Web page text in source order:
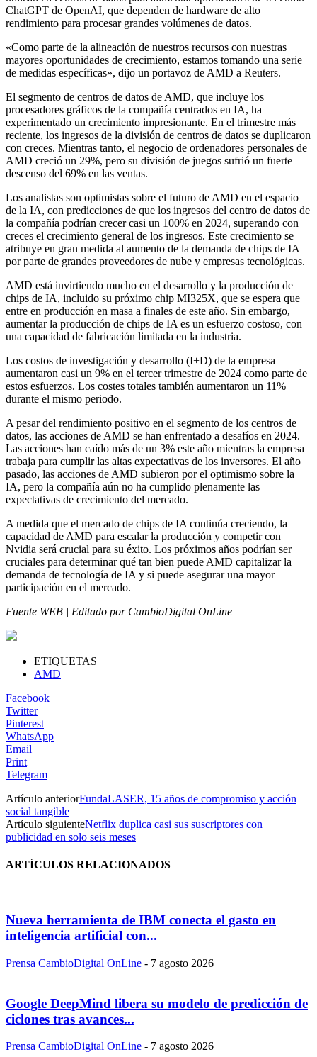
ChatGPT de OpenAI, que dependen de hardware de alto
rendimiento para procesar grandes volúmenes de datos.
«Como parte de la alineación de nuestros recursos con nuestras
mayores oportunidades de crecimiento, estamos tomando una serie
de medidas específicas», dijo un portavoz de AMD a Reuters.
El segmento de centros de datos de AMD, que incluye los
procesadores gráficos de la compañía centrados en IA, ha
experimentado un crecimiento impresionante. En el trimestre más
reciente, los ingresos de la división de centros de datos se duplicaron
con creces. Mientras tanto, el negocio de ordenadores personales de
AMD creció un 29%, pero su división de juegos sufrió un fuerte
descenso del 69% en las ventas.
Los analistas son optimistas sobre el futuro de AMD en el espacio
de la IA, con predicciones de que los ingresos del centro de datos de
la compañía podrían crecer casi un 100% en 2024, superando con
creces el crecimiento general de los ingresos. Este crecimiento se
atribuye en gran medida al aumento de la demanda de chips de IA
por parte de grandes proveedores de nube y empresas tecnológicas.
AMD está invirtiendo mucho en el desarrollo y la producción de
chips de IA, incluido su próximo chip MI325X, que se espera que
entre en producción en masa a finales de este año. Sin embargo,
aumentar la producción de chips de IA es un esfuerzo costoso, con
una capacidad de fabricación limitada en la industria.
Los costos de investigación y desarrollo (I+D) de la empresa
aumentaron casi un 9% en el tercer trimestre de 2024 como parte de
estos esfuerzos. Los costes totales también aumentaron un 11%
durante el mismo periodo.
A pesar del rendimiento positivo en el segmento de los centros de
datos, las acciones de AMD se han enfrentado a desafíos en 2024.
Las acciones han caído más de un 3% este año mientras la empresa
trabaja para cumplir las altas expectativas de los inversores. El año
pasado, las acciones de AMD subieron por el optimismo sobre la
IA, pero la compañía aún no ha cumplido plenamente las
expectativas de crecimiento del mercado.
A medida que el mercado de chips de IA continúa creciendo, la
capacidad de AMD para escalar la producción y competir con
Nvidia será crucial para su éxito. Los próximos años podrían ser
cruciales para determinar qué tan bien puede AMD capitalizar la
demanda de tecnología de IA y si puede asegurar una mayor
participación en el mercado.
Fuente WEB | Editado por CambioDigital OnLine
ETIQUETAS
AMD
Facebook
Twitter
Pinterest
WhatsApp
Email
Print
Telegram
Artículo anteriorFundaLASER, 15 años de compromiso y acción
social tangible
Artículo siguienteNetflix duplica casi sus suscriptores con
publicidad en solo seis meses
ARTÍCULOS RELACIONADOS
Nueva herramienta de IBM conecta el gasto en
inteligencia artificial con...
Prensa CambioDigital OnLine - 7 agosto 2026
Google DeepMind libera su modelo de predicción de
ciclones tras avances...
Prensa CambioDigital OnLine - 7 agosto 2026